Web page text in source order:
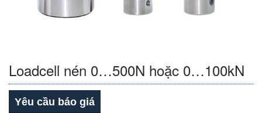
Loadcell nén 0…500N hoặc 0…100kN
Yêu cầu báo giá